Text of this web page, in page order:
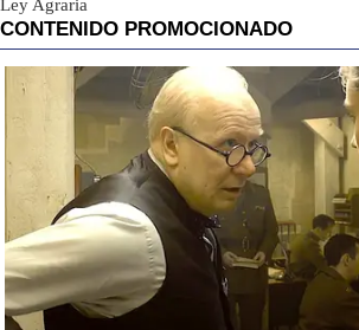
Ley Agraria